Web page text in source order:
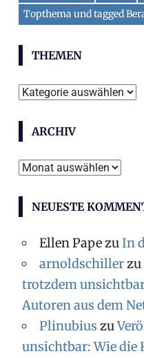
Topthema und tagged
THEMEN
T
e
n
ARCHIV
A
i
v
NEUESTE
Ellen Pape zuIn
arnoldschiller zu
trotzdem
Autoren aus dem
Plinubius zu
unsichtbar: Wie die